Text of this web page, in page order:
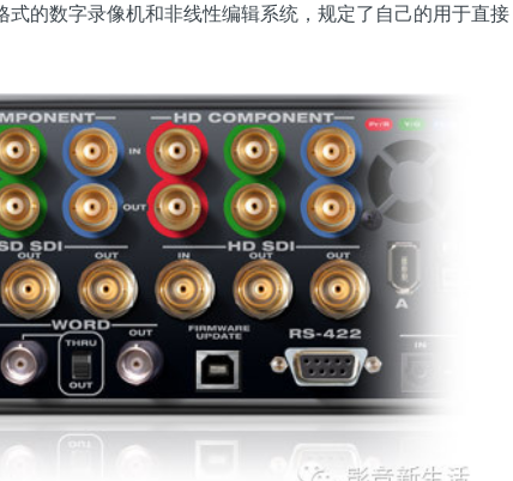
的数字录像机和非线性编辑系统，规定了自己的用于直接